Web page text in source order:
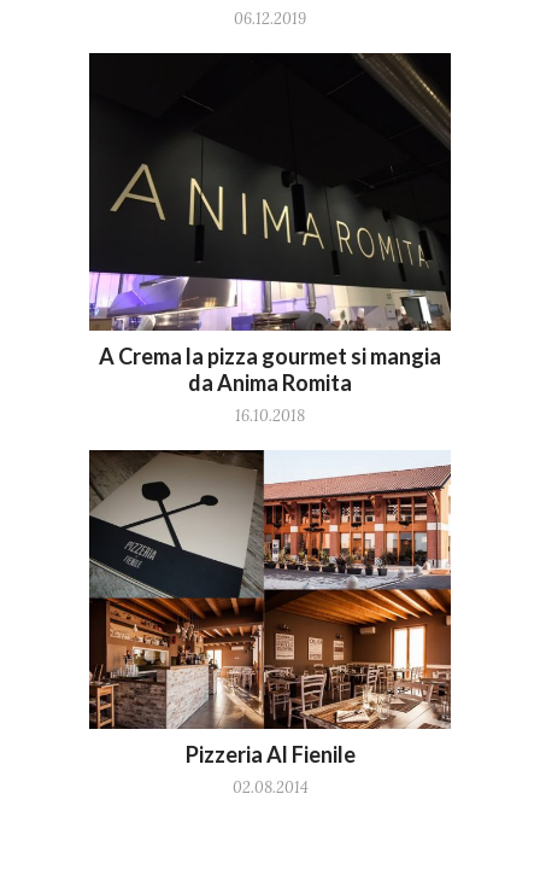
06.12.2019
A Crema la pizza gourmet si mangia
da Anima Romita
16.10.2018
Pizzeria Al Fienile
02.08.2014